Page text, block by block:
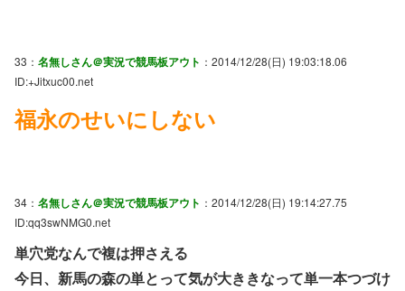
33： 名無しさん＠実況で競馬板アウト ：2014/12/28(日) 19:03:18.06
ID:+Jitxuc00.net
福永のせいにしない
34： 名無しさん＠実況で競馬板アウト ：2014/12/28(日) 19:14:27.75
ID:qq3swNMG0.net
単穴党なんで複は押さえる
今日、新馬の森の単とって気が大ききなって単一本つづけ